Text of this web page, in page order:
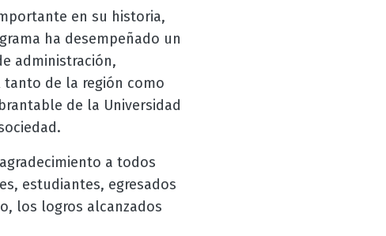
en su historia,
ha desempeñado un
administración,
de la región como
de la Universidad
a todos
estudiantes, egresados
los logros alcanzados